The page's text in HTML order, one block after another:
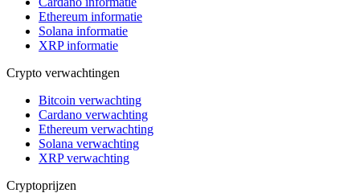
Ethereum informatie
Solana informatie
XRP informatie
Crypto verwachtingen
Bitcoin verwachting
Cardano verwachting
Ethereum verwachting
Solana verwachting
XRP verwachting
Cryptoprijzen